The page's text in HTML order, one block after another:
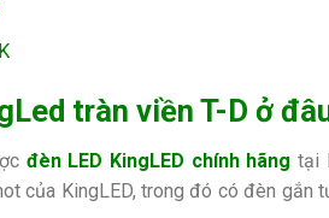
tràn viền T-D ở
đèn LED KingLED chính hãng tại
của KingLED, trong đó có đèn gắn